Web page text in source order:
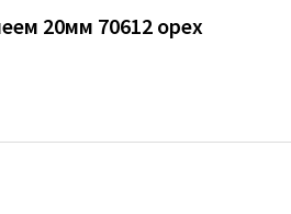
20мм 70612 орех